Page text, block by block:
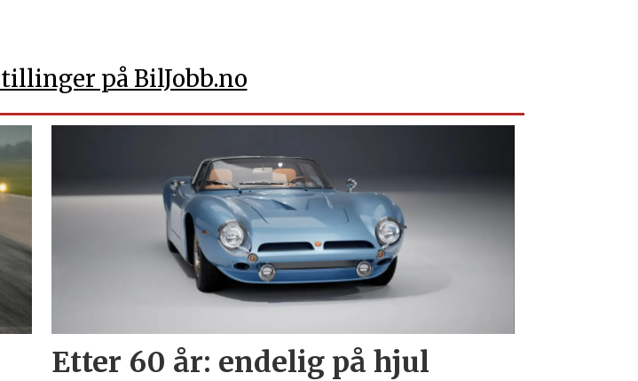
på BilJobb.no
Etter 60 år: endelig på hjul